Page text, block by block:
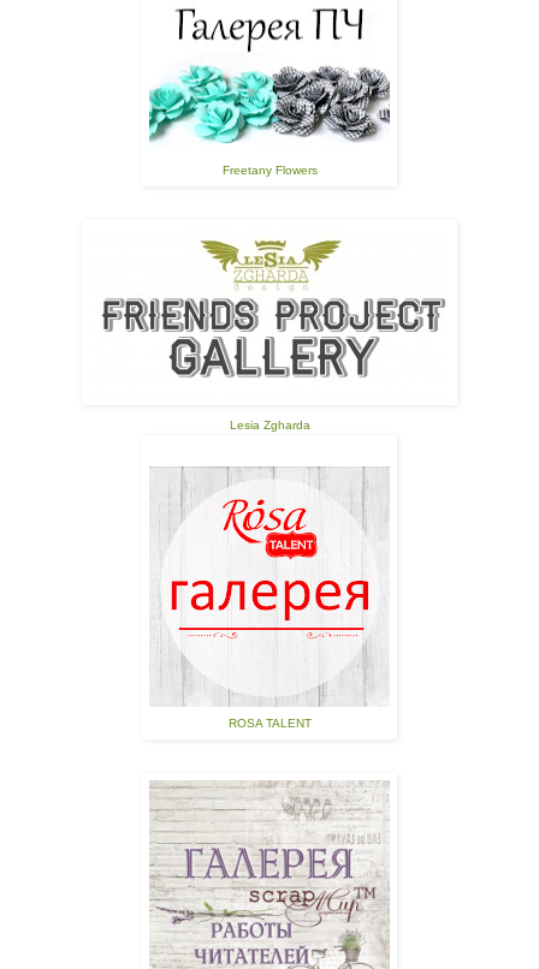
Freetany Flowers
Lesia Zgharda
ROSA TALENT